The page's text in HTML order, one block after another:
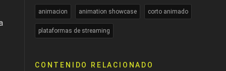
animacion animation showcase corto animado
plataformas de streaming
CONTENIDO RELACIONADO